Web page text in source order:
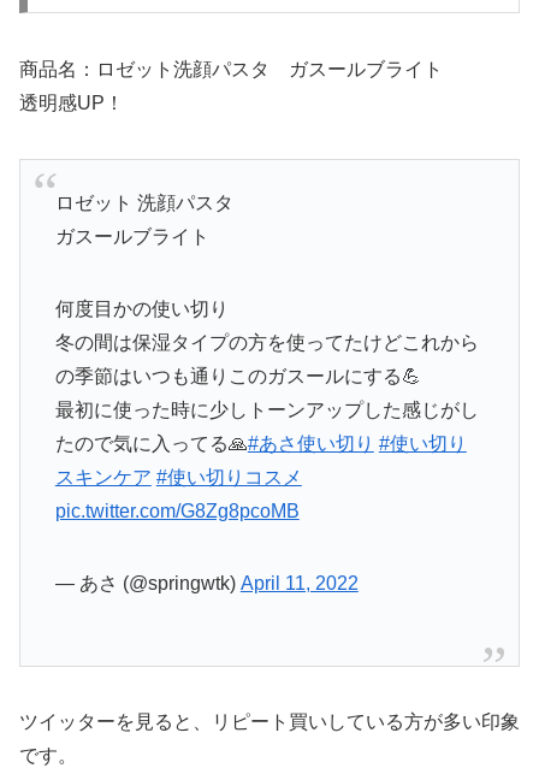
商品名：ロゼット洗顔パスタ ガスールブライト
透明感UP！
ロゼット 洗顔パスタ
ガスールブライト
何度目かの使い切り
冬の間は保湿タイプの方を使ってたけどこれから
の季節はいつも通りこのガスールにする💪
最初に使った時に少しトーンアップした感じがし
たので気に入ってる🙏#あさ使い切り #使い切り
スキンケア #使い切りコスメ
pic.twitter.com/G8Zg8pcoMB
— あさ (@springwtk) April 11, 2022
ツイッターを見ると、リピート買いしている方が多い印象
です。